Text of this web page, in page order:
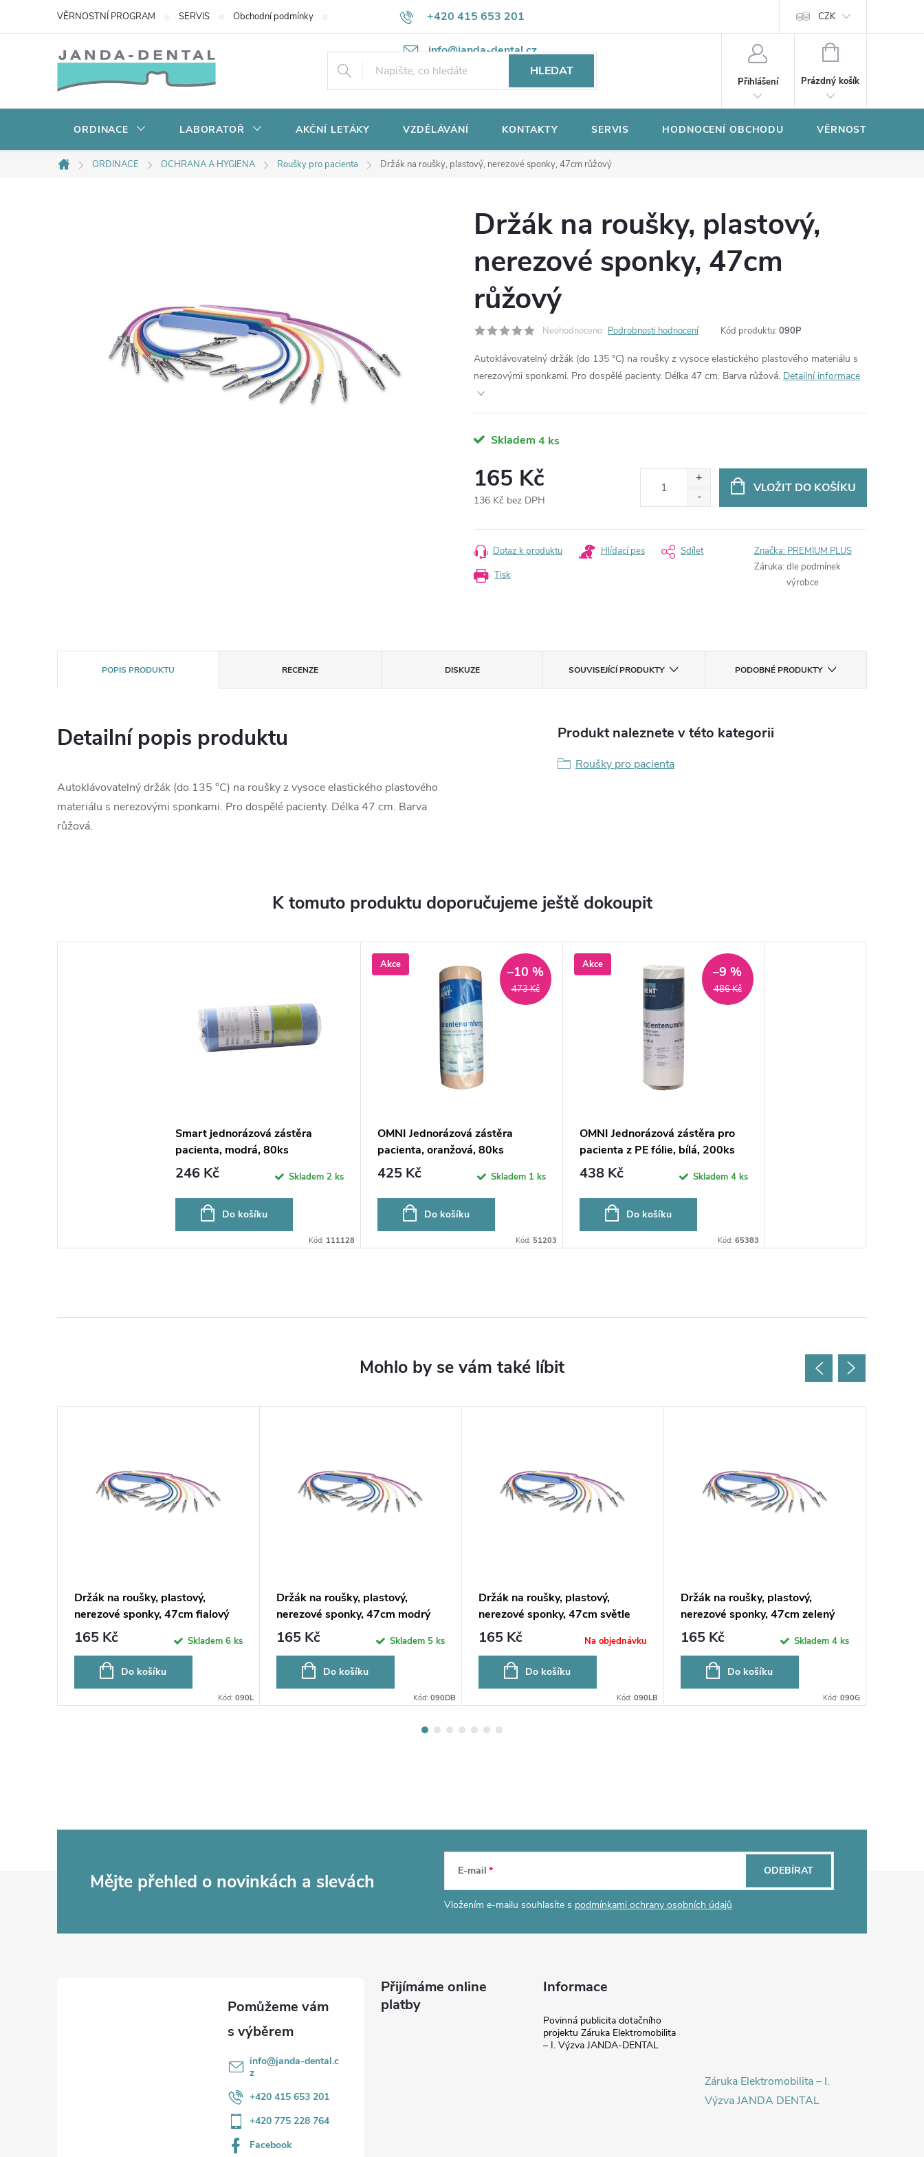
+420 415 653 201
info@janda-dental.cz
VĚRNOSTNÍ PROGRAM SERVIS Obchodní podmínky Potřebujete poradit? Ochrana osobních údajů CZK
HLEDAT
Přihlášení
NÁKUPNÍ
Prázdný košík
ORDINACE LABORATOŘ AKČNÍ LETÁKY VZDĚLÁVÁNÍ KONTAKTY SERVIS HODNOCENÍ OBCHODU VĚRNOSTNÍ
Domů
ORDINACE OCHRANA A HYGIENA Roušky pro pacienta Držák na roušky, plastový, nerezové sponky, 47cm růžový
Držák na roušky, plastový,
nerezové sponky, 47cm
růžový
Neohodnoceno Podrobnosti hodnocení Kód produktu: 090P
Autoklávovatelný držák (do 135 °C) na roušky z vysoce elastického plastového materiálu s
nerezovými sponkami. Pro dospělé pacienty. Délka 47 cm. Barva růžová. Detailní informace
Skladem 4 ks
165 Kč
136 Kč bez DPH
cena:
VLOŽIT DO KOŠÍKU
Tisk
Dotaz k produktu Hlídací pes Sdílet Značka: PREMIUM PLUS
Záruka: dle podmínek
výrobce
POPIS PRODUKTU RECENZE DISKUZE SOUVISEJÍCÍ PRODUKTY PODOBNÉ PRODUKTY
Detailní popis produktu
Autoklávovatelný držák (do 135 °C) na roušky z vysoce elastického plastového
materiálu s nerezovými sponkami. Pro dospělé pacienty. Délka 47 cm. Barva
růžová.
Produkt naleznete v této kategorii
Roušky pro pacienta
K tomuto produktu doporučujeme ještě dokoupit
Smart jednorázová zástěra
pacienta, modrá, 80ks
246 Kč Skladem 2 ks
Do košíku
Kód: 111128
Akce
473 Kč
–10 %
OMNI Jednorázová zástěra
pacienta, oranžová, 80ks
425 Kč Skladem 1 ks
Do košíku
Kód: 51203
Akce
486 Kč
–9 %
OMNI Jednorázová zástěra pro
pacienta z PE fólie, bílá, 200ks
438 Kč Skladem 4 ks
Do košíku
Kód: 65383
Držák na roušky, plastový,
nerezové sponky, 47cm fialový
165 Kč Skladem 6 ks
Do košíku
Kód: 090L
Držák na roušky, plastový,
nerezové sponky, 47cm modrý
165 Kč Skladem 5 ks
Do košíku
Kód: 090DB
Držák na roušky, plastový,
nerezové sponky, 47cm světle
modrý
165 Kč Na objednávku
Do košíku
Kód: 090LB
Držák na roušky, plastový,
nerezové sponky, 47cm zelený
165 Kč Skladem 4 ks
Do košíku
Kód: 090G
Mějte přehled o novinkách a slevách E-mail
Vložením e-mailu souhlasíte s podmínkami ochrany osobních údajů
ODEBÍRAT
info@janda-dental.c
z
+420 415 653 201
+420 775 228 764
Facebook
Přijímáme online
platby
Informace
Povinná publicita dotačního
projektu Záruka Elektromobilita
– I. Výzva JANDA-DENTAL
Záruka Elektromobilita – I.
Výzva JANDA DENTAL